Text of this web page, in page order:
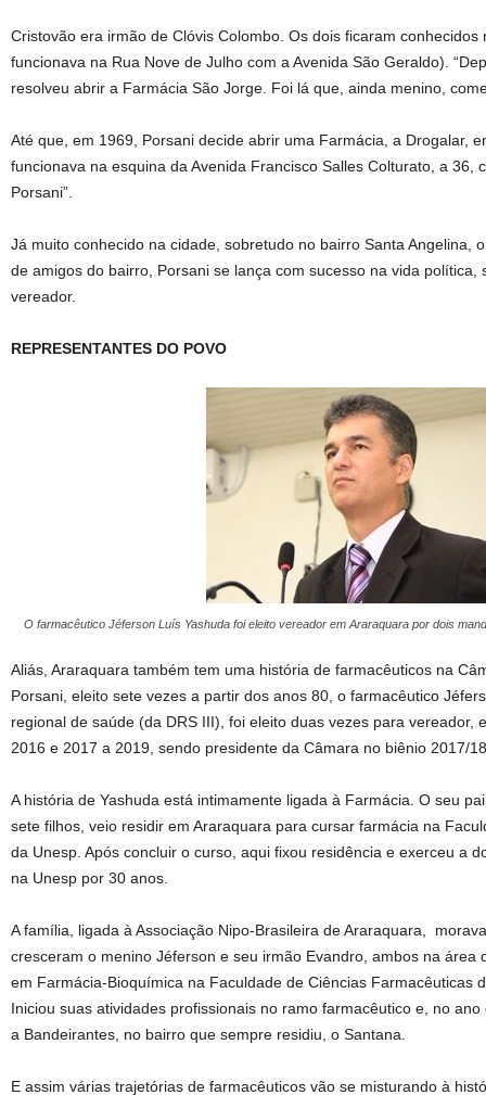
Cristovão era irmão de Clóvis Colombo. Os dois ficaram
funcionava na Rua Nove de Julho com a Avenida São Geraldo).
resolveu abrir a Farmácia São Jorge. Foi lá que, ainda menino,
Até que, em 1969, Porsani decide abrir uma Farmácia, a Drogalar,
funcionava na esquina da Avenida Francisco Salles Colturato, a 36,
Porsani”.
Já muito conhecido na cidade, sobretudo no bairro Santa Angelina,
de amigos do bairro, Porsani se lança com sucesso na vida política,
vereador.
REPRESENTANTES DO POVO
O farmacêutico Jéferson Luís Yashuda foi eleito vereador em Araraquara por dois
Aliás, Araraquara também tem uma história de farmacêuticos na
Porsani, eleito sete vezes a partir dos anos 80, o farmacêutico
regional de saúde (da DRS III), foi eleito duas vezes para vereador,
2016 e 2017 a 2019, sendo presidente da Câmara no biênio 2017/
A história de Yashuda está intimamente ligada à Farmácia. O seu
sete filhos, veio residir em Araraquara para cursar farmácia na
da Unesp. Após concluir o curso, aqui fixou residência e exerceu a
na Unesp por 30 anos.
A família, ligada à Associação Nipo-Brasileira de Araraquara,
cresceram o menino Jéferson e seu irmão Evandro, ambos na área
em Farmácia-Bioquímica na Faculdade de Ciências Farmacêuticas
Iniciou suas atividades profissionais no ramo farmacêutico e, no
a Bandeirantes, no bairro que sempre residiu, o Santana.
E assim várias trajetórias de farmacêuticos vão se misturando à